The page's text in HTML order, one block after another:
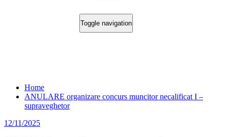
Toggle navigation
Home
ANULARE organizare concurs muncitor necalificat I –
supraveghetor
12/11/2025